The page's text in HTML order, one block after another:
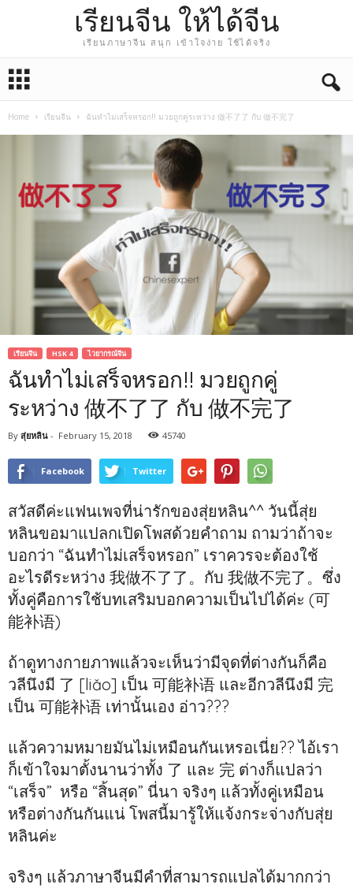
เรียนจีน ให้ได้จีน
เรียนภาษาจีน สนุก เข้าใจง่าย ใช้ได้จริง
Home เรียนจีน ฉันทำไม่เสร็จหรอก!! มวยถูกคู่ระหว่าง 做不了了 กับ 做不完了
เรียนจีน HSK 4 ไวยากรณ์จีน
ฉันทำไม่เสร็จหรอก!! มวยถูกคู่
ระหว่าง 做不了了 กับ 做不完了
By สุ่ยหลิน - February 15, 2018 45740
Facebook Twitter
สวัสดีค่ะแฟนเพจที่น่ารักของสุ่ยหลิน^^ วันนี้สุ่ย
หลินขอมาแปลกเปิดโพสด้วยคำถาม ถามว่าถ้าจะ
บอกว่า “ฉันทำไม่เสร็จหรอก” เราควรจะต้องใช้
อะไรดีระหว่าง 我做不了了。กับ 我做不完了。ซึ่ง
ทั้งคู่คือการใช้บทเสริมบอกความเป็นไปได้ค่ะ (可
能补语)
ถ้าดูทางกายภาพแล้วจะเห็นว่ามีจุดที่ต่างกันก็คือ
วลีนึงมี 了 [liǎo] เป็น 可能补语 และอีกวลีนึงมี 完
เป็น 可能补语 เท่านั้นเอง อ่าว???
แล้วความหมายมันไม่เหมือนกันเหรอเนี่ย?? ไอ้เรา
ก็เข้าใจมาตั้งนานว่าทั้ง 了 และ 完 ต่างก็แปลว่า
“เสร็จ” หรือ “สิ้นสุด” นี่นา จริงๆ แล้วทั้งคู่เหมือน
หรือต่างกันกันแน่ โพสนี้มารู้ให้แจ้งกระจ่างกับสุ่ย
หลินค่ะ
จริงๆ แล้วภาษาจีนมีคำที่สามารถแปลได้มากกว่า